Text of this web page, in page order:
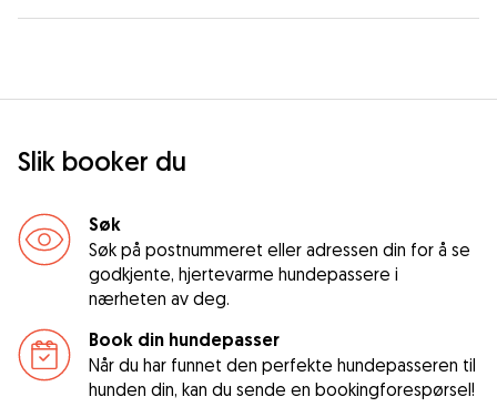
Slik booker du
Søk
Søk på postnummeret eller adressen din for å se
godkjente, hjertevarme hundepassere i
nærheten av deg.
Book din hundepasser
Når du har funnet den perfekte hundepasseren til
hunden din, kan du sende en bookingforespørsel!